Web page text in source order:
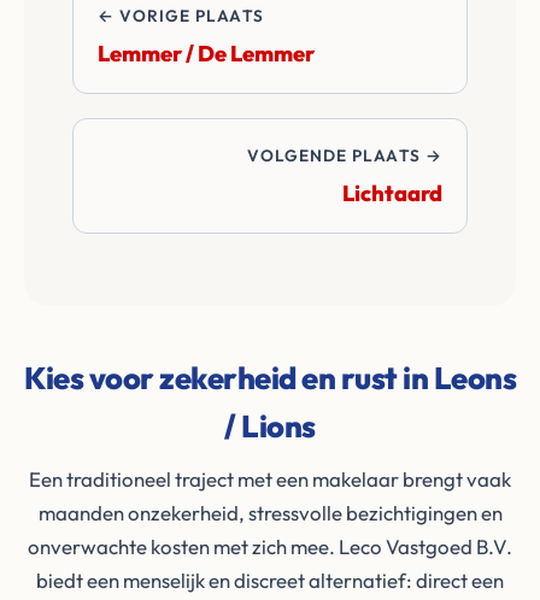
← VORIGE PLAATS
Lemmer / De Lemmer
VOLGENDE PLAATS →
Lichtaard
Kies voor zekerheid en rust in Leons
/ Lions
Een traditioneel traject met een makelaar brengt vaak
maanden onzekerheid, stressvolle bezichtigingen en
onverwachte kosten met zich mee. Leco Vastgoed B.V.
biedt een menselijk en discreet alternatief: direct een